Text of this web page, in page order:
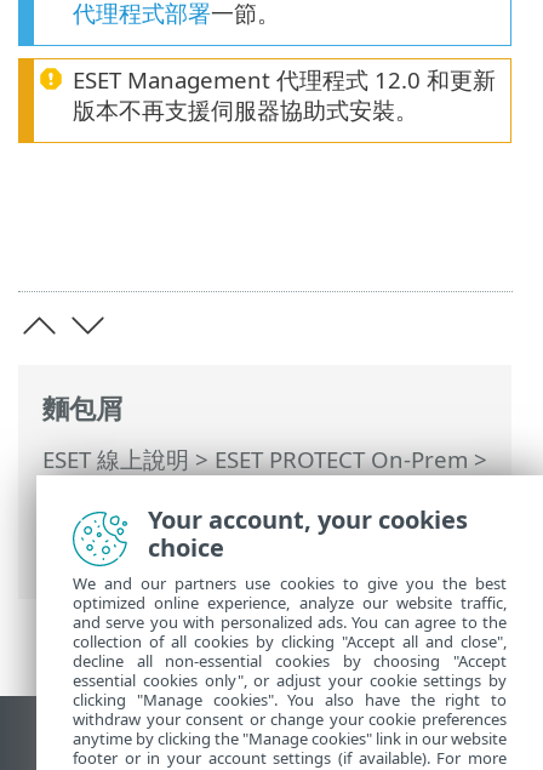
麵包屑
ESET 線上說明>ESET PROTECT On-Prem>
>本機部署> 從 ESET 網站下載代理程
式。
代理程式部署一節。
ESET Management 代理程式 12.0 和更新
版本不再支援伺服器協助式安裝。
檢視桌面網站
Your account, your cookies
choice
We and our partners use cookies to give you the best
optimized online experience, analyze our website traffic,
and serve you with personalized ads. You can agree to the
collection of all cookies by clicking "Accept all and close",
decline all non-essential cookies by choosing "Accept
essential cookies only", or adjust your cookie settings by
clicking "Manage cookies". You also have the right to
withdraw your consent or change your cookie preferences
anytime by clicking the "Manage cookies" link in our website
footer or in your account settings (if available). For more